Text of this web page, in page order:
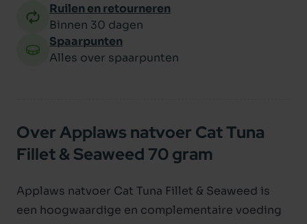
Ruilen en retourneren
Binnen 30 dagen
Spaarpunten
Alles over spaarpunten
Over Applaws natvoer Cat Tuna
Fillet & Seaweed 70 gram
Applaws natvoer Cat Tuna Fillet & Seaweed is
een hoogwaardige en complementaire voeding